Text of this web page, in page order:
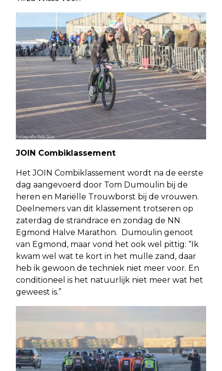
JOIN Combiklassement
Het JOIN Combiklassement wordt na de eerste
dag aangevoerd door Tom Dumoulin bij de
heren en Mariëlle Trouwborst bij de vrouwen.
Deelnemers van dit klassement trotseren op
zaterdag de strandrace en zondag de NN
Egmond Halve Marathon. Dumoulin genoot
van Egmond, maar vond het ook wel pittig: “Ik
kwam wel wat te kort in het mulle zand, daar
heb ik gewoon de techniek niet meer voor. En
conditioneel is het natuurlijk niet meer wat het
geweest is.”